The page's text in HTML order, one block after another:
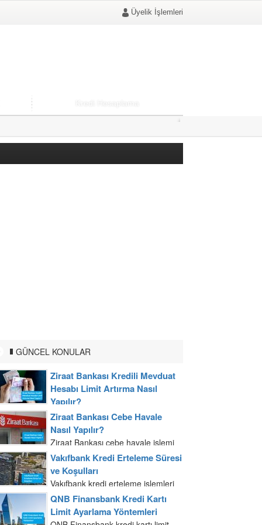
Üyelik İşlemleri
GÜNCEL KONULAR
Ziraat Bankası Kredili Mevduat
Hesabı Limit Artırma Nasıl
Yapılır?
Ziraat Bankası kredili mevduat
hesabı limitinizi artırmak için banka
şubelerine başvuru yapabilmeniz
mümkündür. Gelir belgenizi ve
nüfus cüzdanınızla banka şubesine
gittiğiniz zaman kredi yetkilisi ile...
Ziraat Bankası Cebe Havale
Nasıl Yapılır?
Ziraat Bankası cebe havale işlemi
mobil uygulama ve internet
bankacılığı üzerinden yapılır. Ziraat
Bankası cebe havale işlemini
internet bankacılığından
gerçekleştirmek T.C. kimlik
numarası veya müşteri...
Vakıfbank Kredi Erteleme Süresi
ve Koşulları
Vakıfbank kredi erteleme işlemleri
Vakıfbank şubelerinden yapılabilir.
Nüfus cüzdanınız ile şubeye
başvuru yaptığınızda yetkiliye kredi
QNB Finansbank Kredi Kartı
Limit Ayarlama Yöntemleri